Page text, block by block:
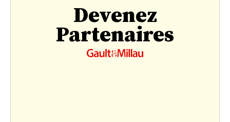
Devenez
Partenaires